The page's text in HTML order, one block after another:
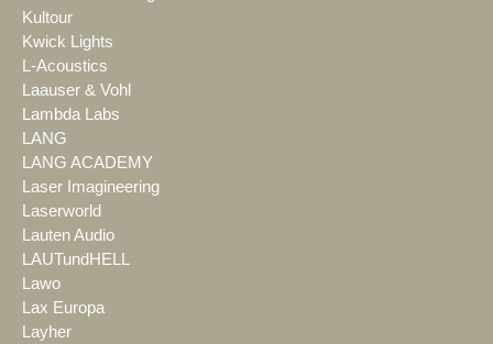
Kultour
Kwick Lights
L-Acoustics
Laauser & Vohl
Lambda Labs
LANG
LANG ACADEMY
Laser Imagineering
Laserworld
Lauten Audio
LAUTundHELL
Lawo
Lax Europa
Layher